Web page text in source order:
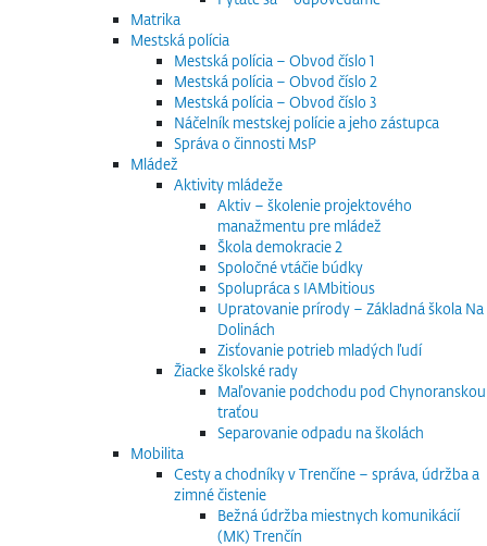
Matrika
Mestská polícia
Mestská polícia – Obvod číslo 1
Mestská polícia – Obvod číslo 2
Mestská polícia – Obvod číslo 3
Náčelník mestskej polície a jeho zástupca
Správa o činnosti MsP
Mládež
Aktivity mládeže
Aktiv – školenie projektového
manažmentu pre mládež
Škola demokracie 2
Spoločné vtáčie búdky
Spolupráca s IAMbitious
Upratovanie prírody – Základná škola Na
Dolinách
Zisťovanie potrieb mladých ľudí
Žiacke školské rady
Maľovanie podchodu pod Chynoranskou
traťou
Separovanie odpadu na školách
Mobilita
Cesty a chodníky v Trenčíne – správa, údržba a
zimné čistenie
Bežná údržba miestnych komunikácií
(MK) Trenčín